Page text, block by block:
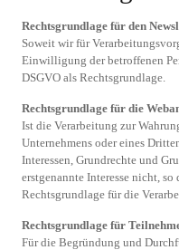
Rechtsgrundlage für den
Soweit wir für
Einwilligung der betroffenen
DSGVO als Rechtsgrundlage.
Rechtsgrundlage für die
Ist die Verarbeitung zur
Unternehmens oder eines
Interessen, Grundrechte und
erstgenannte Interesse nicht,
Rechtsgrundlage für die
Rechtsgrundlage für
Für die Begründung und